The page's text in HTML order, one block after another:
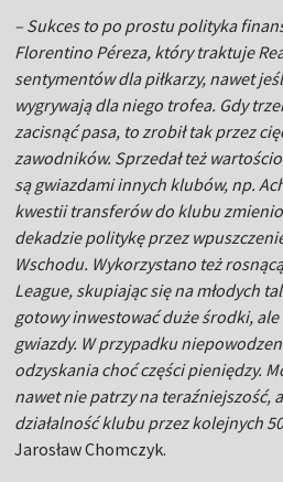
– Sukces to po prostu polityka
Florentino Péreza, który traktuje
sentymentów dla piłkarzy, nawet
wygrywają dla niego trofea. Gdy
zacisnąć pasa, to zrobił tak przez
zawodników. Sprzedał też
są gwiazdami innych klubów, np.
kwestii transferów do klubu
dekadzie politykę przez
Wschodu. Wykorzystano też
League, skupiając się na młodych
gotowy inwestować duże środki,
gwiazdy. W przypadku
odzyskania choć części pieniędzy.
nawet nie patrzy na teraźniejszość,
działalność klubu przez kolejnych
JarosławChomczyk.